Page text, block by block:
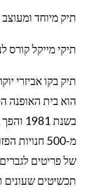
תיק מיוחד
תיקי מייקל קורס
תיק בקו אביזרי
הוא בית האופנה
בשנת
של פריטים לגברים
תכשיטים שעונים